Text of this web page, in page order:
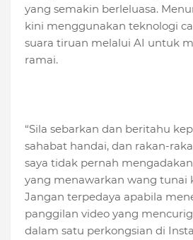
yang semakin berleluasa.
kini menggunakan teknologi
suara tiruan melalui AI untuk
ramai.
“Sila sebarkan dan beritahu
sahabat handai, dan rakan-
saya tidak pernah
yang menawarkan wang tunai
Jangan terpedaya apabila
panggilan video yang
dalam satu perkongsian di